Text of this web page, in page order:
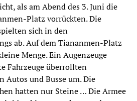
als am Abend des 3. Juni die
Platz vorrückten. Die
sich in den
ab. Auf dem Tiananmen-Platz
Menge. Ein Augenzeuge
Fahrzeuge überrollten
Autos und Busse um. Die
hatten nur Steine … Die Armee